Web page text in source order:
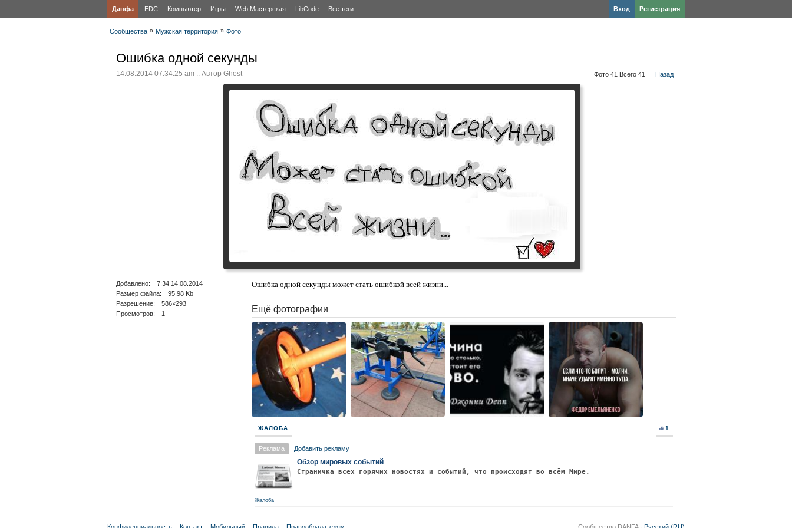
Данфа EDC Компьютер Игры Web Мастерская LibCode Все теги Регистрация
Вход
Сообщества » Мужская территория » Фото
Ошибка одной секунды
14.08.2014 07:34:25 am :: Автор Ghost Фото 41 Всего 41 Назад
Добавлено: 7:34 14.08.2014
Размер файла: 95.98 Kb
Разрешение: 586×293
Просмотров: 1
Ошибка одной секунды может стать ошибкой всей жизни...
Ещё фотографии
ЖАЛОБА 1
Реклама Добавить рекламу
Обзор мировых событий
Страничка всех горячих новостях и событий, что происходят во всём Мире.
Жалоба